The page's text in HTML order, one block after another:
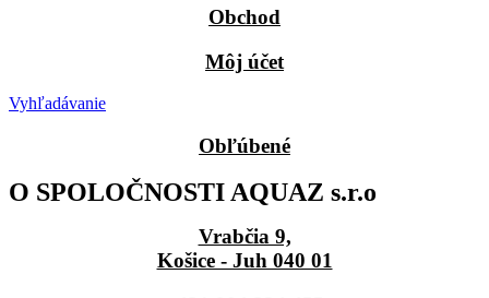
Obchod
Môj účet
Vyhľadávanie
Obľúbené
O SPOLOČNOSTI AQUAZ s.r.o
Vrabčia 9,
Košice - Juh 040 01